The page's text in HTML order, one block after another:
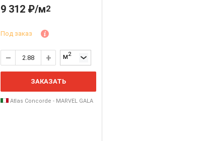
9 312 ₽/м2
Под заказ
м2
ЗАКАЗАТЬ
Atlas Concorde - MARVEL GALA